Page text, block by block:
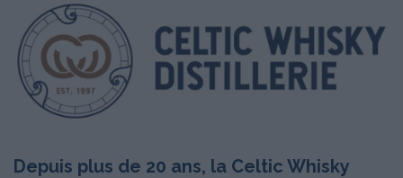
Depuis plus de 20 ans, la Celtic Whisky